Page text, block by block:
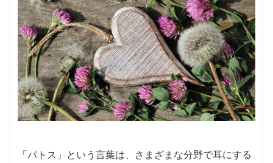
「パトス」という言葉は、さまざまな分野で耳にする